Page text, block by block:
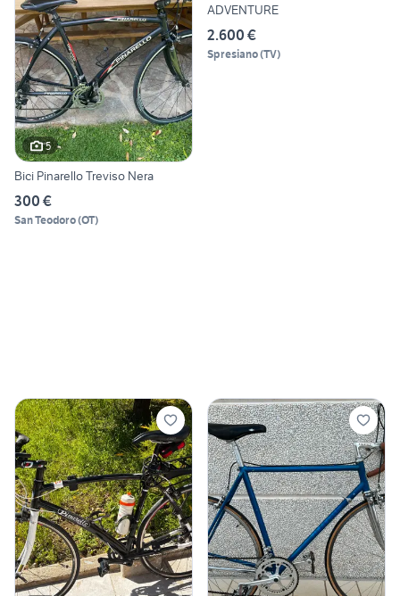
5
Bici Pinarello Treviso Nera
300 €
San Teodoro(OT)
ADVENTURE
2.600 €
Spresiano(TV)